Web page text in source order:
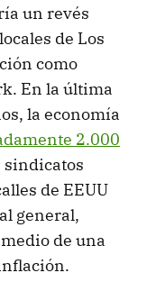
un revés
de Los
como
En la última
la economía
2.000
sindicatos
de EEUU
general,
de una